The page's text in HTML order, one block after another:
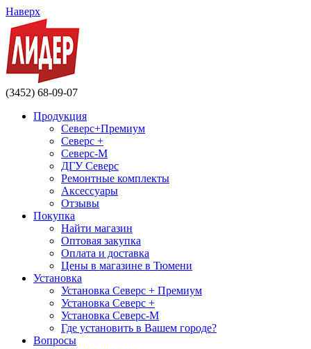
Наверх
(3452) 68-09-07
Продукция
Северс+Премиум
Северс +
Северс-М
ДГУ Северс
Ремонтные комплекты
Аксессуары
Отзывы
Покупка
Найти магазин
Оптовая закупка
Оплата и доставка
Цены в магазине в Тюмени
Установка
Установка Северс + Премиум
Установка Северс +
Установка Северс-М
Где установить в Вашем городе?
Вопросы